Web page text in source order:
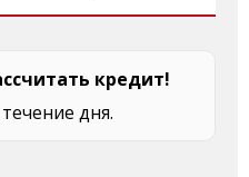
кредит!
дня.